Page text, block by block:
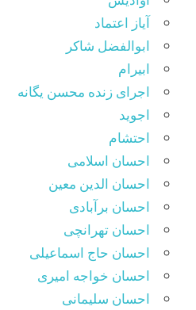
آیاز اعتماد
ابوالفضل شاکر
ابیرام
اجرای زنده محسن یگانه
اجوید
احتشام
احسان اسلامی
احسان الدین معین
احسان برآبادی
احسان تهرانچی
احسان حاج اسماعیلی
احسان خواجه امیری
احسان سلیمانی